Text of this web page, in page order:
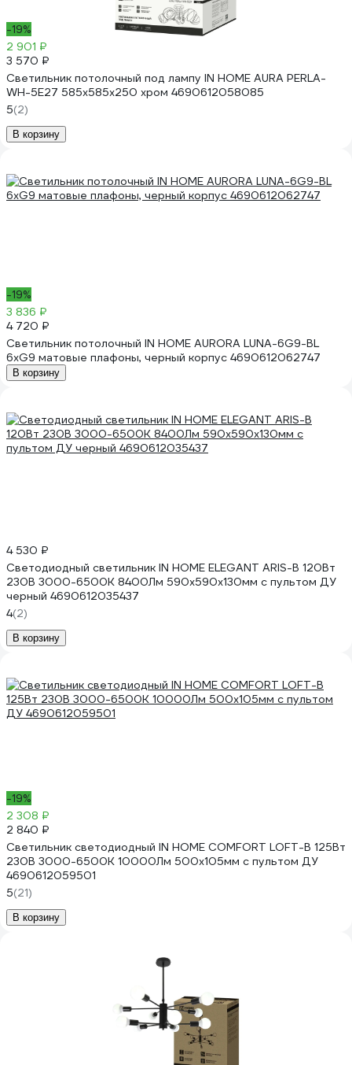
-19%
2 901 ₽
3 570 ₽
Светильник потолочный под лампу IN HOME AURA PERLA-
WH-5E27 585x585x250 хром 4690612058085
5(2)
В корзину
-19%
3 836 ₽
4 720 ₽
Светильник потолочный IN HOME AURORA LUNA-6G9-BL
6хG9 матовые плафоны, черный корпус 4690612062747
В корзину
4 530 ₽
Светодиодный светильник IN HOME ELEGANT ARIS-B 120Вт
230В 3000-6500K 8400Лм 590x590x130мм c пультом ДУ
черный 4690612035437
4(2)
В корзину
-19%
2 308 ₽
2 840 ₽
Светильник светодиодный IN HOME COMFORT LOFT-B 125Вт
230В 3000-6500K 10000Лм 500x105мм с пультом ДУ
4690612059501
5(21)
В корзину